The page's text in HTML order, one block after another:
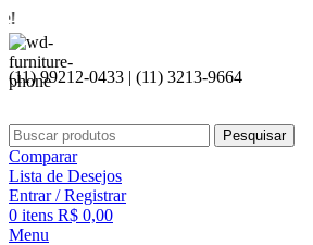
(11) 99212-0433 | (11) 3213-9664
Pesquisar
Comparar
Lista de Desejos
Entrar / Registrar
0 itens R$ 0,00
Menu